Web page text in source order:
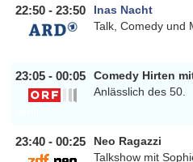
22:50 - 23:50
Inas Nacht
Talk, Comedy und
23:05 - 00:05
Comedy Hirten
Anlässlich des 50.
23:40 - 00:25
Neo Ragazzi
Talkshow mit